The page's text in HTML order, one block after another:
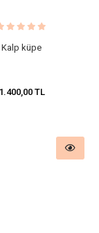
Kalp küpe
1.400,00 TL